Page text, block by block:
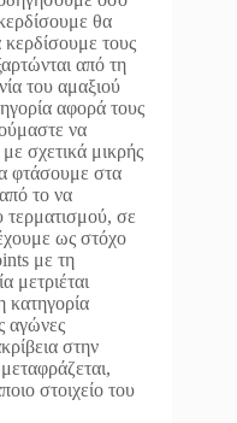
θα
κερδίσουμε τους
από τη
του αμαξιού
αφορά τους
να
σχετικά μικρής
φτάσουμε στα
το να
τερματισμού, σε
ως στόχο
με τη
μετριέται
κατηγορία
αγώνες
στην
στοιχείο του